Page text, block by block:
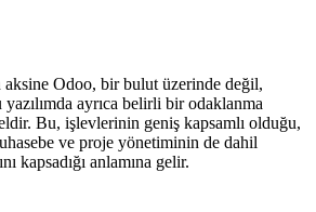
aksine Odoo, bir bulut üzerinde değil,
yazılımda ayrıca belirli bir odaklanma
Bu, işlevlerinin geniş kapsamlı olduğu,
ve proje yönetiminin de dahil
kapsadığı anlamına gelir.